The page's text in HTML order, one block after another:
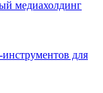
для